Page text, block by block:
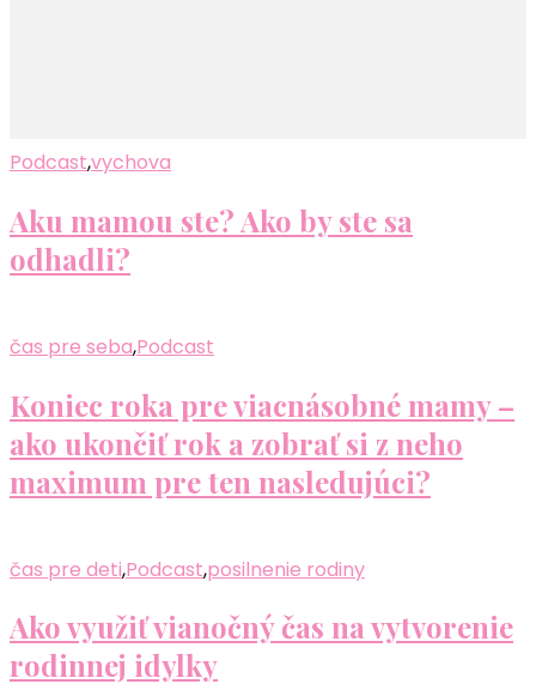
Podcast,vychova
Aku mamou ste? Ako by ste sa
odhadli?
čas pre seba,Podcast
Koniec roka pre viacnásobné mamy –
ako ukončiť rok a zobrať si z neho
maximum pre ten nasledujúci?
čas pre deti,Podcast,posilnenie rodiny
Ako využiť vianočný čas na vytvorenie
rodinnej idylky